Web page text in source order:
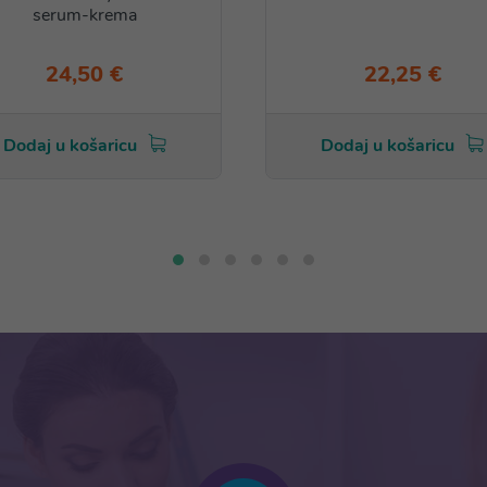
serum-krema
24,50 €
Dodaj u košaricu
22,25 €
Dodaj u košaricu